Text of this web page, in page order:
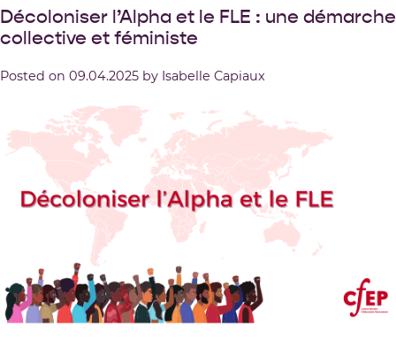
Décoloniser l’Alpha et le FLE : une démarche
collective et féministe
Posted on 09.04.2025 by Isabelle Capiaux